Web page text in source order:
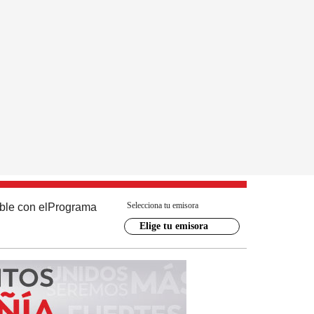
con el Programa Selecciona tu emisora
Elige tu emisora